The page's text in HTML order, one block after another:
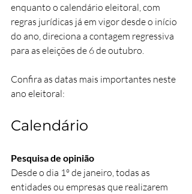
enquanto o calendário eleitoral, com
regras jurídicas já em vigor desde o início
do ano, direciona a contagem regressiva
para as eleições de 6 de outubro.
Confira as datas mais importantes neste
ano eleitoral:
Calendário
Pesquisa de opinião
Desde o dia 1º de janeiro, todas as
entidades ou empresas que realizarem